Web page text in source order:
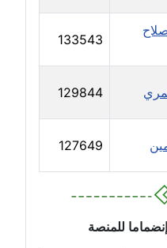
133543
129844
127649
للمنصة